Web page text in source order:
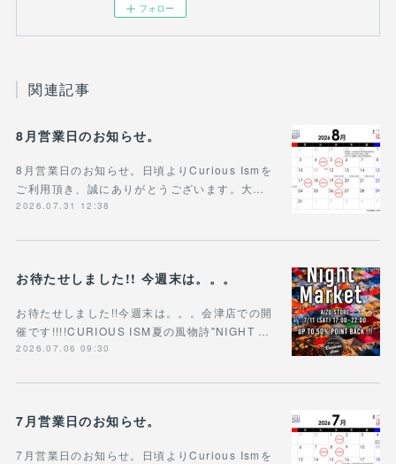
フォロー
関連記事
8月営業日のお知らせ。
8月営業日のお知らせ。日頃よりCurious Ismを
ご利用頂き、誠にありがとうございます。大…
2026.07.31 12:38
お待たせしました!! 今週末は。。。
お待たせしました!!今週末は。。。会津店での開
催です!!!!CURIOUS ISM夏の風物詩"NIGHT …
2026.07.06 09:30
7月営業日のお知らせ。
7月営業日のお知らせ。日頃よりCurious Ismを